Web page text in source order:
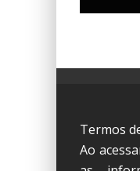
Termos
Ao